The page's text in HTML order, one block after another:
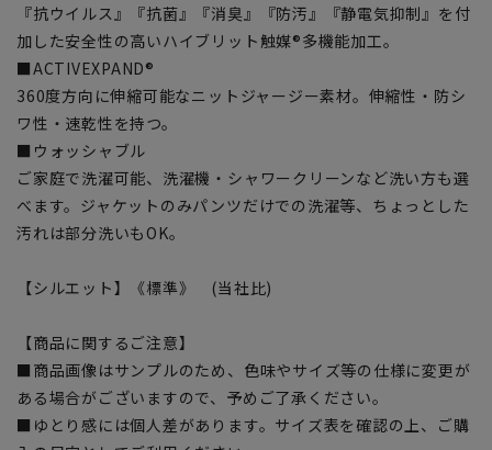
『抗ウイルス』『抗菌』『消臭』『防汚』『静電気抑制』を付
加した安全性の高いハイブリット触媒®多機能加工。
■ACTIVEXPAND®
360度方向に伸縮可能なニットジャージー素材。伸縮性・防シ
ワ性・速乾性を持つ。
■ウォッシャブル
ご家庭で洗濯可能、洗濯機・シャワークリーンなど洗い方も選
べます。ジャケットのみパンツだけでの洗濯等、ちょっとした
汚れは部分洗いもOK。
【シルエット】《標準》 (当社比)
【商品に関するご注意】
■商品画像はサンプルのため、色味やサイズ等の仕様に変更が
ある場合がございますので、予めご了承ください。
■ゆとり感には個人差があります。サイズ表を確認の上、ご購